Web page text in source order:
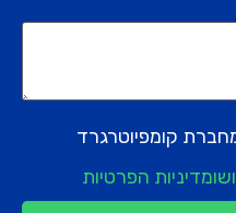
קומפיוטרגרד
ומדיניות הפרטיות